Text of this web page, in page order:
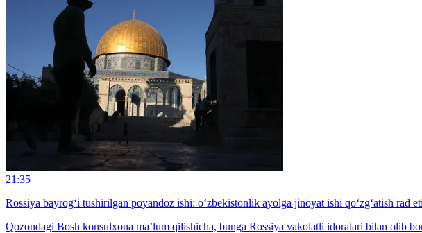
21:35
Rossiya bayrog‘i tushirilgan poyandoz ishi: o‘zbekistonlik ayolga jinoyat ishi qo‘zg‘atish rad
Qozondagi Bosh konsulxona ma’lum qilishicha, bunga Rossiya vakolatli idoralari bilan olib